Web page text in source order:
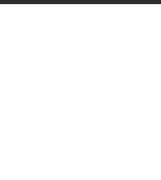
了しました | LINE占い